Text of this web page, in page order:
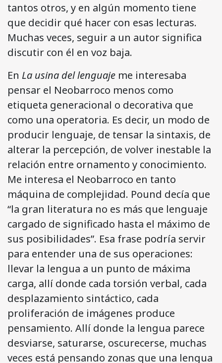
tantos otros, y en algún momento tiene
que decidir qué hacer con esas lecturas.
Muchas veces, seguir a un autor significa
discutir con él en voz baja.
En La usina del lenguaje me interesaba
pensar el Neobarroco menos como
etiqueta generacional o decorativa que
como una operatoria. Es decir, un modo de
producir lenguaje, de tensar la sintaxis, de
alterar la percepción, de volver inestable la
relación entre ornamento y conocimiento.
Me interesa el Neobarroco en tanto
máquina de complejidad. Pound decía que
“la gran literatura no es más que lenguaje
cargado de significado hasta el máximo de
sus posibilidades”. Esa frase podría servir
para entender una de sus operaciones:
llevar la lengua a un punto de máxima
carga, allí donde cada torsión verbal, cada
desplazamiento sintáctico, cada
proliferación de imágenes produce
pensamiento. Allí donde la lengua parece
desviarse, saturarse, oscurecerse, muchas
veces está pensando zonas que una lengua